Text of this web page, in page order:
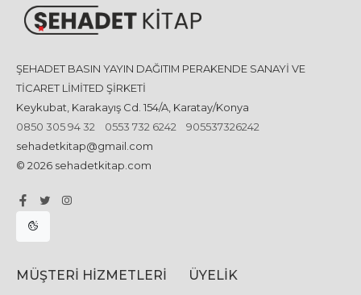
ŞEHADET BASIN YAYIN DAĞITIM PERAKENDE SANAYİ VE
TİCARET LİMİTED ŞİRKETİ
Keykubat, Karakayış Cd. 154/A, Karatay/Konya
0850 305 94 32
0553 732 6242
905537326242
sehadetkitap@gmail.com
© 2026 sehadetkitap.com
MÜŞTERI HIZMETLERI ÜYELIK